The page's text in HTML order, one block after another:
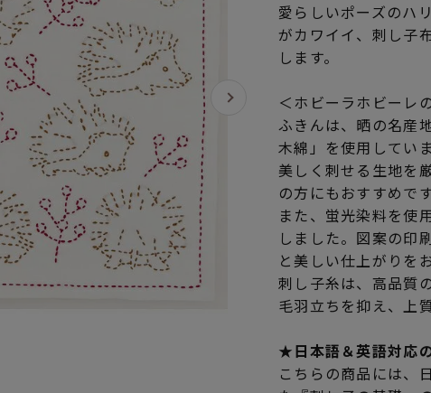
愛らしいポーズのハ
がカワイイ、刺し子
します。
＜ホビーラホビーレ
ふきんは、晒の名産
木綿」を使用してい
美しく刺せる生地を
の方にもおすすめです
また、蛍光染料を使
しました。図案の印
と美しい仕上がりを
刺し子糸は、高品質
毛羽立ちを抑え、上
★日本語＆英語対応
こちらの商品には、